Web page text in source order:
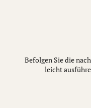
Befolgen Sie die
leicht